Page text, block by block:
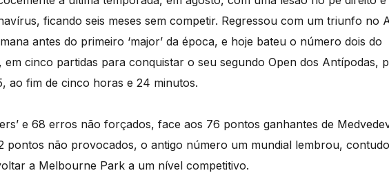
ficando seis meses sem competir. Regressou com um triunfo no
antes do primeiro ‘major’ da época, e hoje bateu o número dois do
em cinco partidas para conquistar o seu segundo Open dos Antípodas,
fim de cinco horas e 24 minutos.
e 68 erros não forçados, face aos 76 pontos ganhantes de
pontos não provocados, o antigo número um mundial lembrou,
a Melbourne Park a um nível competitivo.